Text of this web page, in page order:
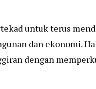
untuk terus
dan ekonomi.
dengan